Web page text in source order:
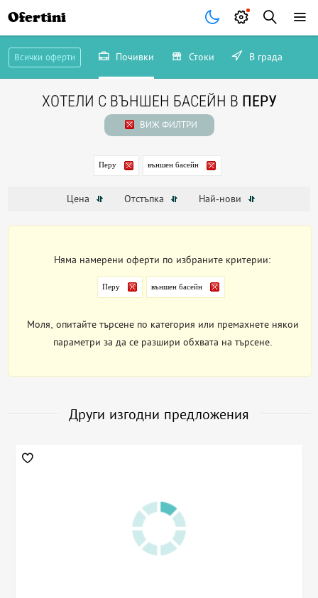
Ofertini
Всички оферти Почивки Стоки В града
ХОТЕЛИ С ВЪНШЕН БАСЕЙН В ПЕРУ
ВИЖ ФИЛТРИ
Перу външен басейн
Цена Отстъпка Най-нови
Няма намерени оферти по избраните критерии:
Перу външен басейн
Моля, опитайте търсене по категория или премахнете някои
параметри за да се разшири обхвата на търсене.
Други изгодни предложения